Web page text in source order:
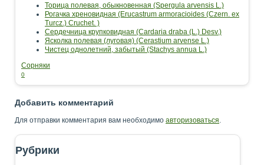
Торица полевая, обыкновенная (Spergula arvensis L.)
Рогачка хреновидная (Erucastrum armoracioides (Czern. ex
Turcz.) Cruchet. )
Сердечница крупковидная (Cardaria draba (L.) Desv.)
Ясколка полевая (луговая) (Cerastium arvense L.)
Чистец однолетний, забытый (Stachys annua L.)
Сорняки
0
Добавить комментарий
Для отправки комментария вам необходимо авторизоваться.
Рубрики